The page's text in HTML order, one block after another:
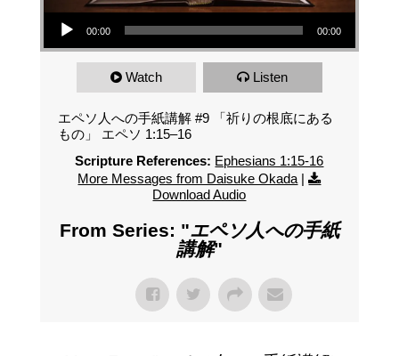
Audio Player
00:00 00:00
Watch Listen
エペソ人への手紙講解 #9 「祈りの根底にある
もの」 エペソ 1:15–16
Scripture References: Ephesians 1:15-16
More Messages from Daisuke Okada |
Download Audio
From Series: "エペソ人への手紙
講解"